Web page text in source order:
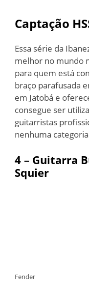
Captação
Essa série da
melhor no mundo
para quem está
braço parafusada
em Jatobá e
consegue ser
guitarristas
nenhuma
4 – Guitarra
Squier
Fender